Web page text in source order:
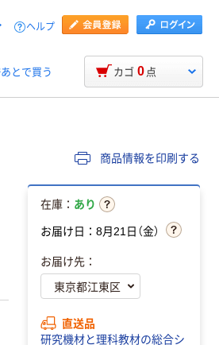
ヘルプ
あとで買う カゴ 0 点
商品情報を印刷する
在庫： あり
お届け日：8月21日（金）
お届け先：
直送品
研究機材と理科教材の総合シ